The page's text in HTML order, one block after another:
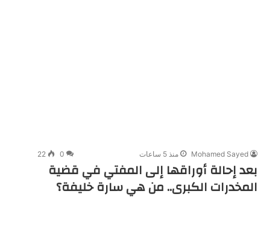
Mohamed Sayed منذ 5 ساعات 0
22
بعد إحالة أوراقها إلى المفتي في قضية
المخدرات الكبرى.. من هي سارة خليفة؟